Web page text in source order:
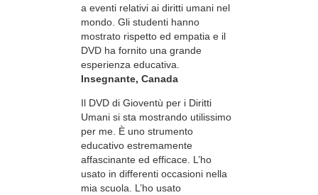
a eventi relativi ai diritti umani nel
mondo. Gli studenti hanno
mostrato rispetto ed empatia e il
DVD ha fornito una grande
esperienza educativa.
Insegnante, Canada
Il DVD di Gioventù per i Diritti
Umani si sta mostrando utilissimo
per me. È uno strumento
educativo estremamente
affascinante ed efficace. L’ho
usato in differenti occasioni nella
mia scuola. L’ho usato